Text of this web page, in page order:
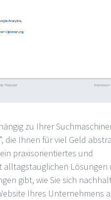
zu Ihrer
die Ihnen für viel Geld
praxisorientiertes und
alltagstauglichen Lösungen
gibt, wie Sie sich
Ihres Unternehmens